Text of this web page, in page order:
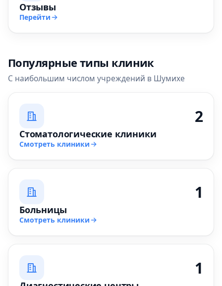
Отзывы
Перейти
Популярные типы клиник
С наибольшим числом учреждений в Шумихе
2
Стоматологические клиники
Смотреть клиники
1
Больницы
Смотреть клиники
1